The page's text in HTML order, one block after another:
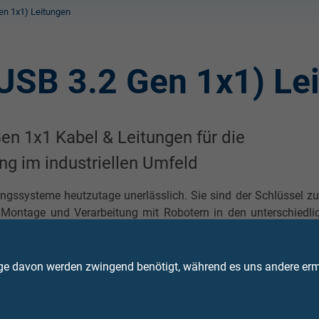
davon werden zwingend benötigt, während es uns andere
1x1) Leitungen
3.2 Gen 1x1)
1x1 Kabel & Leitungen für die
im industriellen Umfeld
heutzutage unerlässlich. Sie sind der Schlüssel
und Verarbeitung mit Robotern in den
oder Typprüfung; überall ist eine schnelle und
bis hin zum Industrie PC absolut entscheidend.